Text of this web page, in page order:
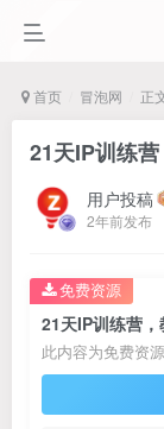
首页 冒泡网 正
21天IP训练
用户投稿
2年前发布
21天IP训练营
此内容为免费资
免费资源